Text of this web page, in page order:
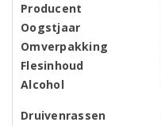
Producent
Oogstjaar
Omverpakking
Flesinhoud
Alcohol
Druivenrassen